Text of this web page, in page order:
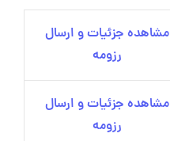
مشاهده جزئیات و ارسال
رزومه
مشاهده جزئیات و ارسال
رزومه